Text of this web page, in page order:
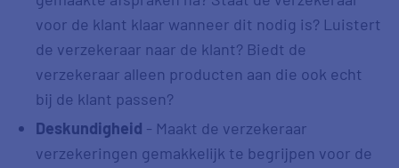
voor de klant klaar wanneer dit nodig is? Luistert
de verzekeraar naar de klant? Biedt de
verzekeraar alleen producten aan die ook echt
bij de klant passen?
Deskundigheid - Maakt de verzekeraar
verzekeringen gemakkelijk te begrijpen voor de